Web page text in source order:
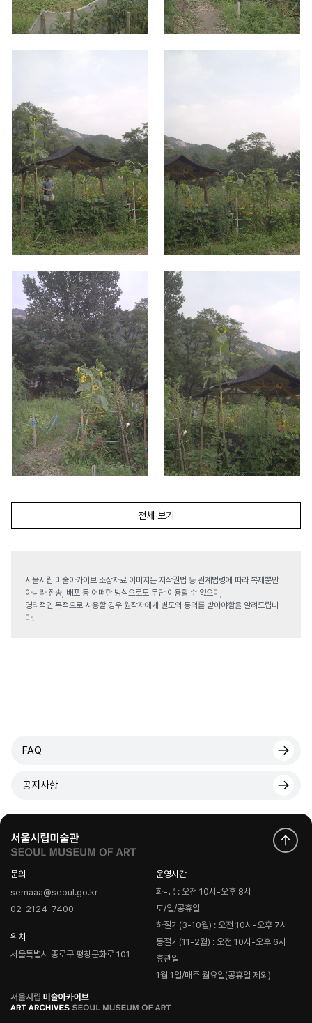
전체 보기
서울시립 미술아카이브 소장자료 이미지는 저작권법 등 관계법령에 따라 복제뿐만
아니라 전송, 배포 등 어떠한 방식으로도 무단 이용할 수 없으며,
영리적인 목적으로 사용할 경우 원작자에게 별도의 동의를 받아야함을 알려드립니
다.
FAQ
공지사항
문의
semaaa@seoul.go.kr
02-2124-7400
위치
서울특별시 종로구 평창문화로 101
운영시간
화-금 : 오전 10시-오후 8시
토/일/공휴일
하절기(3-10월) : 오전 10시-오후 7시
동절기(11-2월) : 오전 10시-오후 6시
휴관일
1월 1일/매주 월요일(공휴일 제외)
로
고